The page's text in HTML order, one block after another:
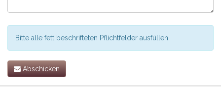
Bitte alle fett beschrifteten Pflichtfelder ausfüllen.
Abschicken